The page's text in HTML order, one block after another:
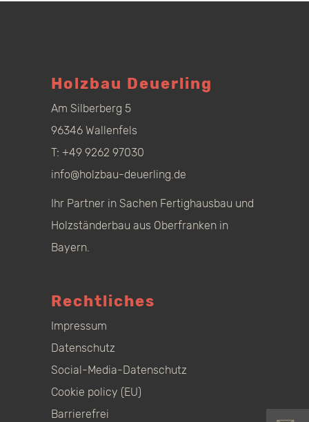
Holzbau Deuerling
Am Silberberg 5
96346 Wallenfels
T: +49 9262 97030
info@holzbau-deuerling.de
Ihr Partner in Sachen Fertighausbau und
Holzständerbau aus Oberfranken in
Bayern.
Rechtliches
Impressum
Datenschutz
Social-Media-Datenschutz
Cookie policy (EU)
Barrierefrei